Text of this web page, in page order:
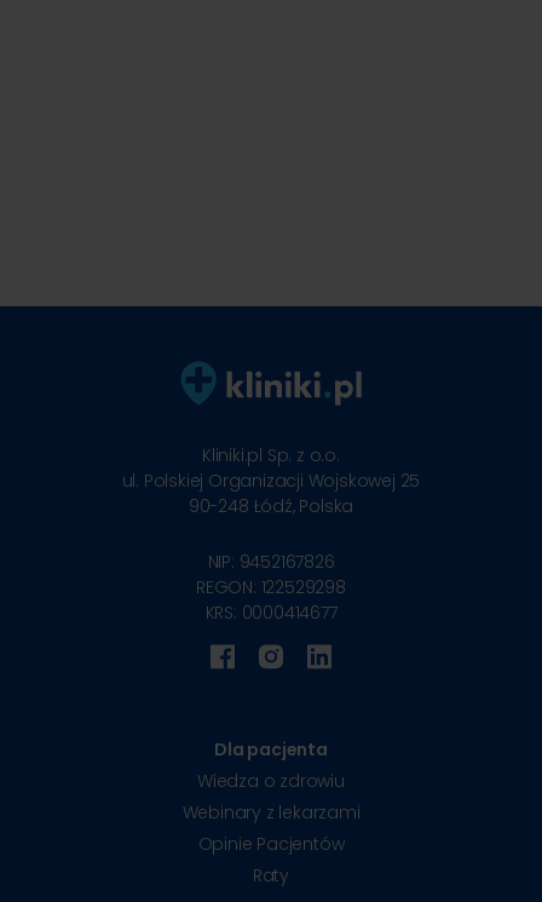
Kliniki.pl Sp. z o.o.
ul. Polskiej Organizacji Wojskowej 25
90-248 Łódź, Polska
NIP: 9452167826
REGON: 122529298
KRS: 0000414677
Dla pacjenta
Wiedza o zdrowiu
Webinary z lekarzami
Opinie Pacjentów
Raty